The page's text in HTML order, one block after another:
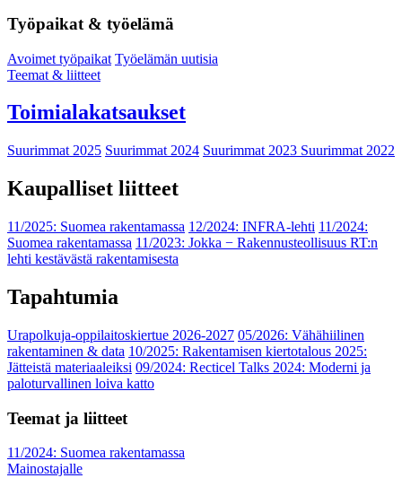
Työpaikat & työelämä
Avoimet työpaikat Työelämän uutisia
Teemat & liitteet
Toimialakatsaukset
Suurimmat 2025 Suurimmat 2024 Suurimmat 2023 Suurimmat 2022
Kaupalliset liitteet
11/2025: Suomea rakentamassa 12/2024: INFRA-lehti 11/2024:
Suomea rakentamassa 11/2023: Jokka − Rakennusteollisuus RT:n
lehti kestävästä rakentamisesta
Tapahtumia
Urapolkuja-oppilaitoskiertue 2026-2027 05/2026: Vähähiilinen
rakentaminen & data 10/2025: Rakentamisen kiertotalous 2025:
Jätteistä materiaaleiksi 09/2024: Recticel Talks 2024: Moderni ja
paloturvallinen loiva katto
Teemat ja liitteet
11/2024: Suomea rakentamassa
Mainostajalle